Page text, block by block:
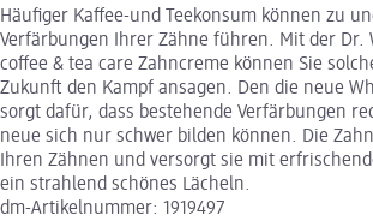
Häufiger Kaffee-und Teekonsum können zu
Verfärbungen Ihrer Zähne führen. Mit der Dr.
coffee & tea care Zahncreme können Sie
Zukunft den Kampf ansagen. Den die neue
sorgt dafür, dass bestehende Verfärbungen
neue sich nur schwer bilden können. Die
Ihren Zähnen und versorgt sie mit
ein strahlend schönes Lächeln.
dm-Artikelnummer: 1919497